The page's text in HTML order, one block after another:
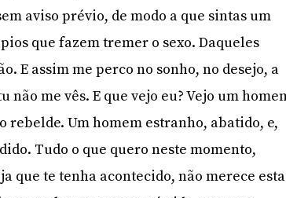
aviso prévio, de modo a que sintas um
que fazem tremer o sexo. Daqueles
E assim me perco no sonho, no desejo, a
me vês. E que vejo eu? Vejo um
rebelde. Um homem estranho, abatido, e,
Tudo o que quero neste momento,
que te tenha acontecido, não merece esta